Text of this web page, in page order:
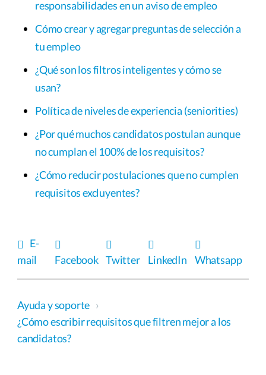
responsabilidades en un aviso de empleo
Cómo crear y agregar preguntas de selección a
tu empleo
¿Qué son los filtros inteligentes y cómo se
usan?
Política de niveles de experiencia (seniorities)
¿Por qué muchos candidatos postulan aunque
no cumplan el 100% de los requisitos?
¿Cómo reducir postulaciones que no cumplen
requisitos excluyentes?
E-
mail
Facebook Twitter LinkedIn Whatsapp
Ayuda y soporte ›
¿Cómo escribir requisitos que filtren mejor a los
candidatos?